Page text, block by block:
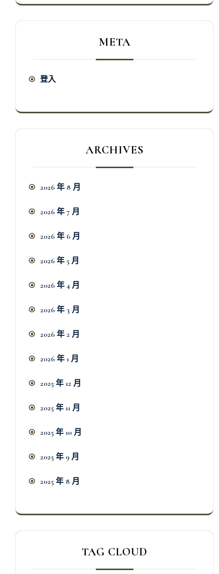
META
登入
ARCHIVES
2026 年 8 月
2026 年 7 月
2026 年 6 月
2026 年 5 月
2026 年 4 月
2026 年 3 月
2026 年 2 月
2026 年 1 月
2025 年 12 月
2025 年 11 月
2025 年 10 月
2025 年 9 月
2025 年 8 月
TAG CLOUD